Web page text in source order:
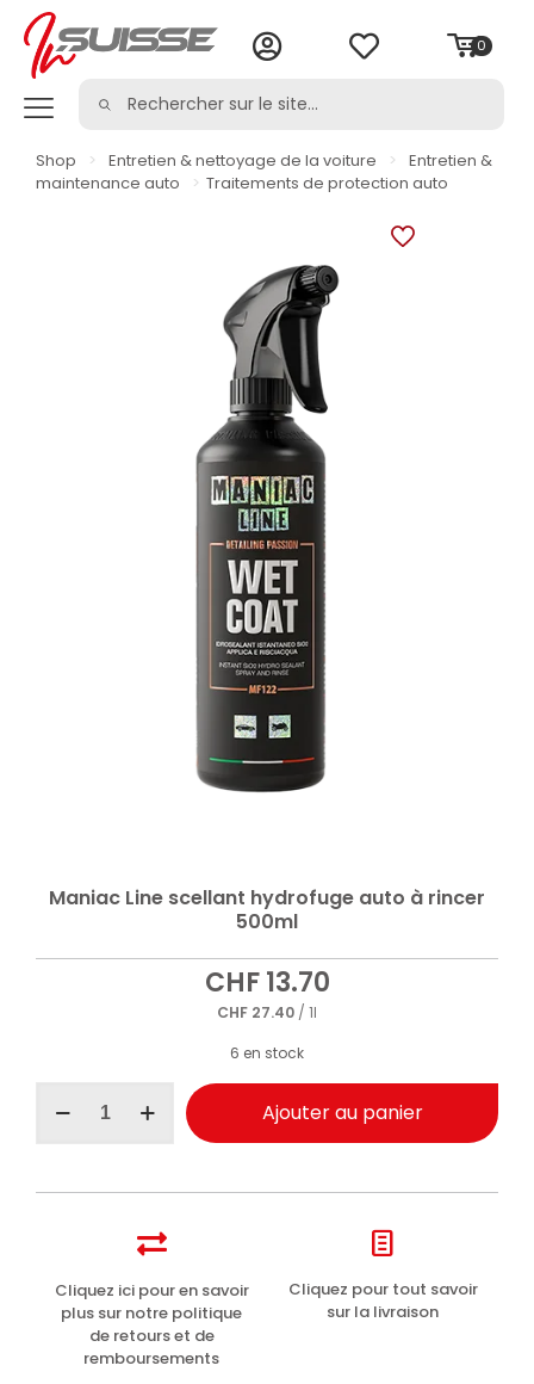
0
Shop > Entretien & nettoyage de la voiture >
Entretien &
maintenance auto
> Traitements de protection auto
Maniac Line scellant hydrofuge auto à rincer
500ml
CHF13.70
CHF 27.40 / 1l
6 en stock
500ml
Ajouter au panier
Cliquez ici pour en savoir
plus sur notre politique
de retours et de
remboursements
Cliquez pour tout savoir
sur la livraison